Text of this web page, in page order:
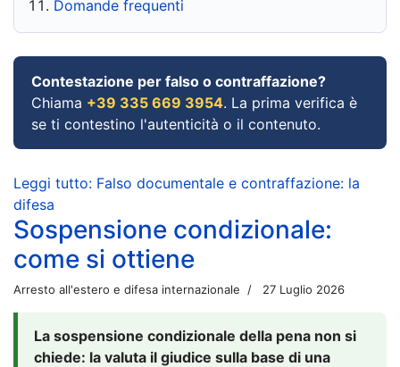
Domande frequenti
Contestazione per falso o contraffazione?
Chiama +39 335 669 3954. La prima verifica è
se ti contestino l'autenticità o il contenuto.
Leggi tutto: Falso documentale e contraffazione: la
difesa
Sospensione condizionale:
come si ottiene
Arresto all'estero e difesa internazionale 27 Luglio 2026
La sospensione condizionale della pena non si
chiede: la valuta il giudice sulla base di una